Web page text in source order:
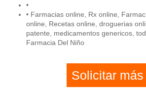
•
• Farmacias online, Rx online,
online, Recetas online, droguerias
patente, medicamentos genericos,
Farmacia Del Niño
Solicitar